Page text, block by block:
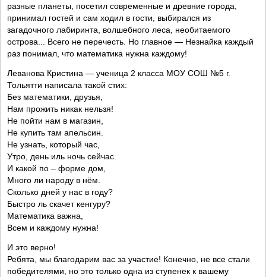
разные планеты, посетил современные и древние города,
принимал гостей и сам ходил в гости, выбирался из
загадочного лабиринта, волшебного леса, необитаемого
острова... Всего не перечесть. Но главное — Незнайка каждый
раз понимал, что математика нужна каждому!
Леванова Кристина — ученица 2 класса МОУ СОШ №5 г.
Тольятти написала такой стих:
Без математики, друзья,
Нам прожить никак нельзя!
Не пойти нам в магазин,
Не купить там апельсин.
Не узнать, который час,
Утро, день иль ночь сейчас.
И какой по – форме дом,
Много ли народу в нём.
Сколько дней у нас в году?
Быстро ль скачет кенгуру?
Математика важна,
Всем и каждому нужна!
И это верно!
Ребята, мы благодарим вас за участие! Конечно, не все стали
победителями, но это только одна из ступенек к вашему